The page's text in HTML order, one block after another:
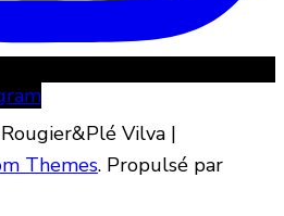
Vilva |
Themes. Propulsé par